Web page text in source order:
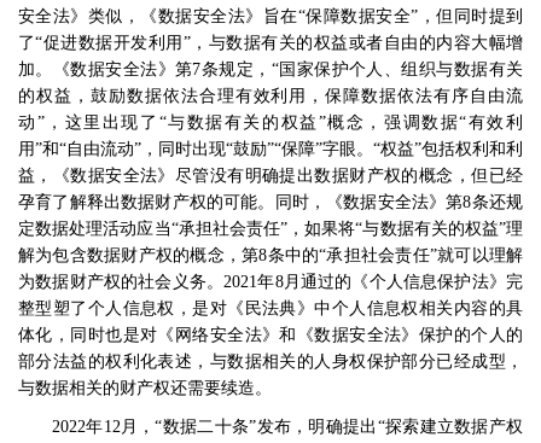
安全法》类似，《数据安全法》旨在“保障数据安全” ，但同时提到
了“促进数据开发利用 ”，与数据有关的权益或者自由的内容大幅增
加。《数据安全法》第7条规定， “国家保护个人、组织与数据有关
的权益，鼓励数据依法合理有效利用，保障数据依法有序自由流
动 ”，这里出现了 “与数据有关的权益 ”概念，强调数据“有效利
用”和“自由流动” ，同时出现“鼓励”“保障”字眼。 “权益”包括权利和利
益，《数据安全法》尽管没有明确提出数据财产权的概念，但已经
孕育了解释出数据财产权的可能。同时，《数据安全法》第8条还规
定数据处理活动应当“承担社会责任” ，如果将“与数据有关的权益”理
解为包含数据财产权的概念，第8条中的“承担社会责任”就可以理解
为数据财产权的社会义务。2021年8月通过的《个人信息保护法》完
整型塑了个人信息权，是对《民法典》中个人信息权相关内容的具
体化，同时也是对《网络安全法》和《数据安全法》保护的个人的
部分法益的权利化表述，与数据相关的人身权保护部分已经成型，
与数据相关的财产权还需要续造。
2022年12月，“数据二十条”发布，明确提出 “探索建立数据产权